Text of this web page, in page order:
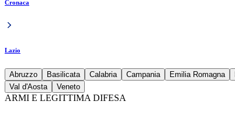
Cronaca
Lazio
Abruzzo Basilicata Calabria Campania Emilia Romagna
Val d'Aosta
Veneto
ARMI E LEGITTIMA DIFESA